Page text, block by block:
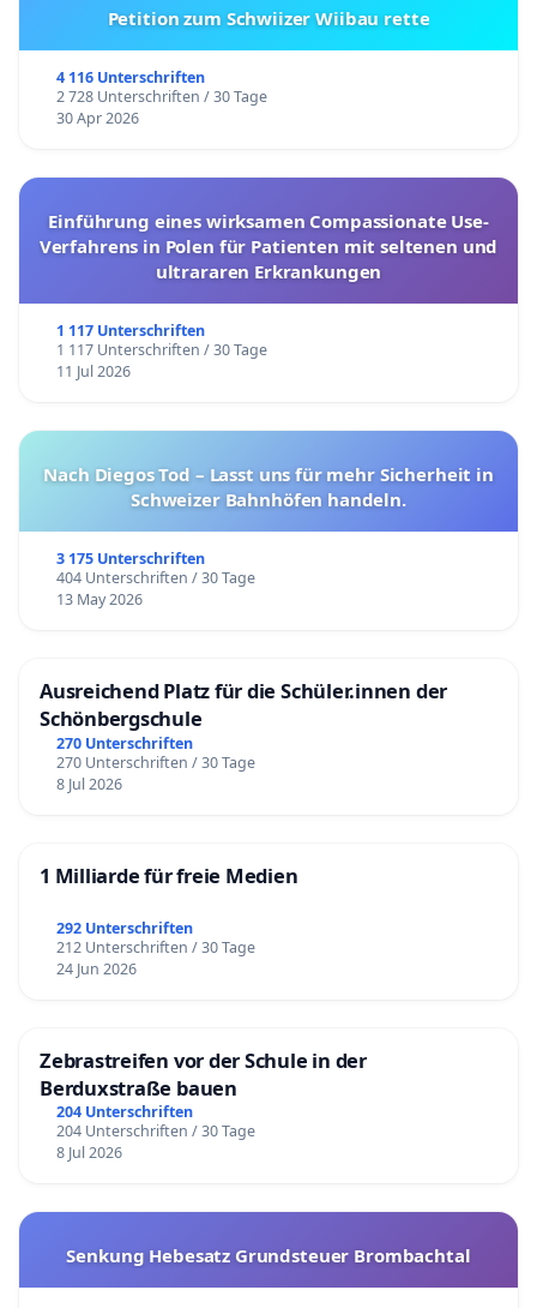
Petition zum Schwiizer Wiibau rette
4 116 Unterschriften
2 728 Unterschriften / 30 Tage
30 Apr 2026
Einführung eines wirksamen Compassionate Use-
Verfahrens in Polen für Patienten mit seltenen und
ultrararen Erkrankungen
1 117 Unterschriften
1 117 Unterschriften / 30 Tage
11 Jul 2026
Nach Diegos Tod – Lasst uns für mehr Sicherheit in
Schweizer Bahnhöfen handeln.
3 175 Unterschriften
404 Unterschriften / 30 Tage
13 May 2026
Ausreichend Platz für die Schüler.innen der
Schönbergschule
270 Unterschriften
270 Unterschriften / 30 Tage
8 Jul 2026
1 Milliarde für freie Medien
292 Unterschriften
212 Unterschriften / 30 Tage
24 Jun 2026
Zebrastreifen vor der Schule in der
Berduxstraße bauen
204 Unterschriften
204 Unterschriften / 30 Tage
8 Jul 2026
Senkung Hebesatz Grundsteuer Brombachtal